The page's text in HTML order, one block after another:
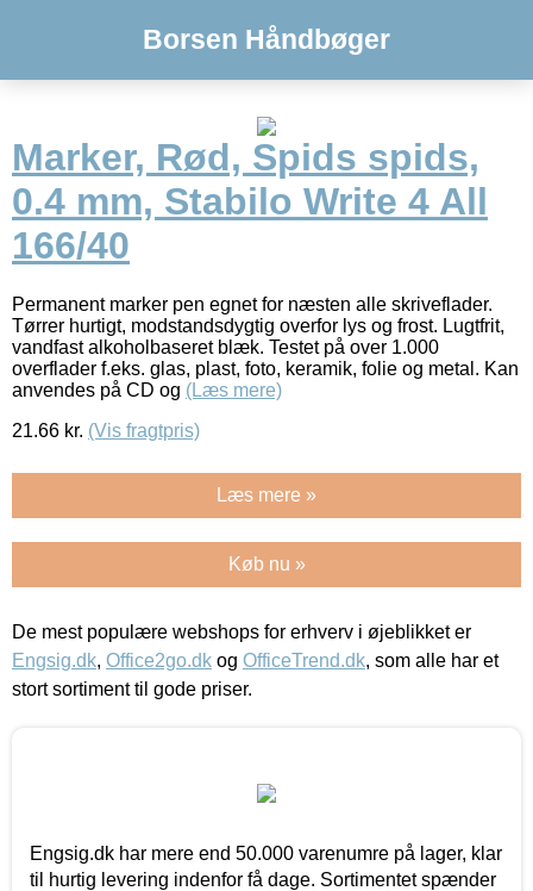
Borsen Håndbøger
Marker, Rød, Spids spids,
0.4 mm, Stabilo Write 4 All
166/40
Permanent marker pen egnet for næsten alle skriveflader.
Tørrer hurtigt, modstandsdygtig overfor lys og frost. Lugtfrit,
vandfast alkoholbaseret blæk. Testet på over 1.000
overflader f.eks. glas, plast, foto, keramik, folie og metal. Kan
anvendes på CD og (Læs mere)
21.66 kr. (Vis fragtpris)
Læs mere »
Køb nu »
De mest populære webshops for erhverv i øjeblikket er
Engsig.dk, Office2go.dk og OfficeTrend.dk, som alle har et
stort sortiment til gode priser.
Engsig.dk har mere end 50.000 varenumre på lager, klar
til hurtig levering indenfor få dage. Sortimentet spænder